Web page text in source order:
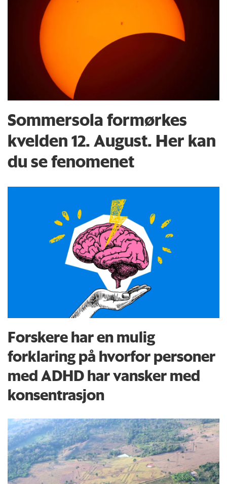
Sommersola formørkes
kvelden 12. August. Her kan
du se fenomenet
Forskere har en mulig
forklaring på hvorfor personer
med ADHD har vansker med
konsentrasjon